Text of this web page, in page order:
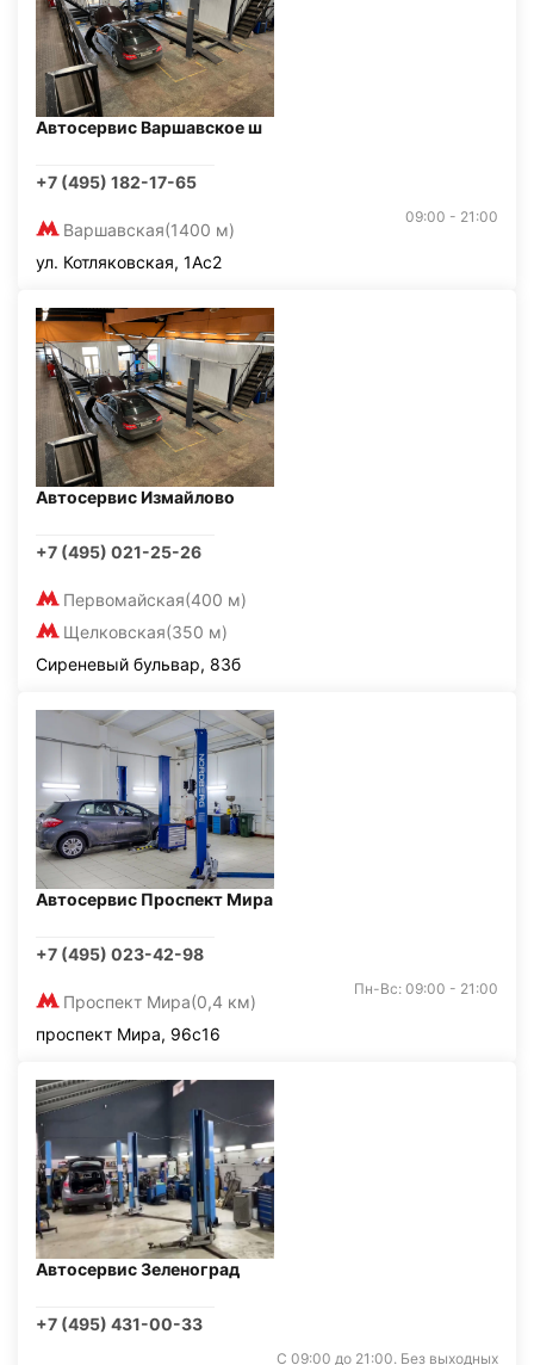
Автосервис Варшавское ш
+7 (495) 182-17-65
Варшавская(1400 м)
09:00 - 21:00
ул. Котляковская, 1Ас2
Автосервис Измайлово
+7 (495) 021-25-26
Первомайская(400 м)
Щелковская(350 м)
Сиреневый бульвар, 83б
Автосервис Проспект Мира
+7 (495) 023-42-98
Проспект Мира(0,4 км)
Пн-Вс: 09:00 - 21:00
проспект Мира, 96с16
Автосервис Зеленоград
+7 (495) 431-00-33
С 09:00 до 21:00. Без выходных